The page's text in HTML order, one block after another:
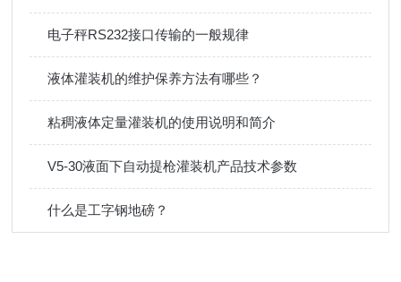
电子秤RS232接口传输的一般规律
液体灌装机的维护保养方法有哪些？
粘稠液体定量灌装机的使用说明和简介
V5-30液面下自动提枪灌装机产品技术参数
什么是工字钢地磅？